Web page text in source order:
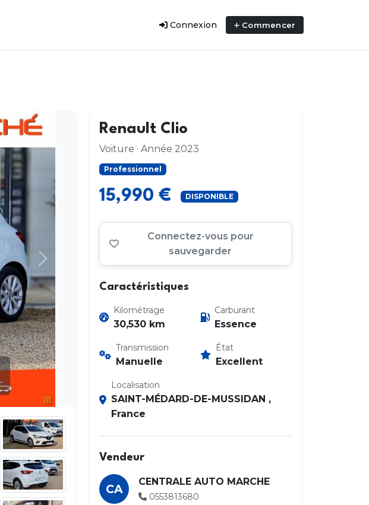
Connexion Commencer
Suivant
Renault Clio
Voiture · Année 2023
Professionnel
15,990 € DISPONIBLE
Connectez-vous pour
sauvegarder
Caractéristiques
Kilométrage
30,530 km
Carburant
Essence
Transmission
Manuelle
État
Excellent
Localisation
SAINT-MÉDARD-DE-MUSSIDAN ,
France
Vendeur
CA
CENTRALE AUTO MARCHE
0553813680